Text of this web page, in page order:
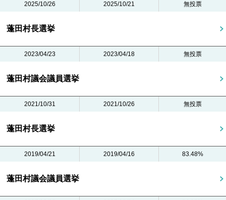
2025/10/26 2025/10/21 無投票
蓬田村長選挙
2023/04/23 2023/04/18 無投票
蓬田村議会議員選挙
2021/10/31 2021/10/26 無投票
蓬田村長選挙
2019/04/21 2019/04/16 83.48%
蓬田村議会議員選挙